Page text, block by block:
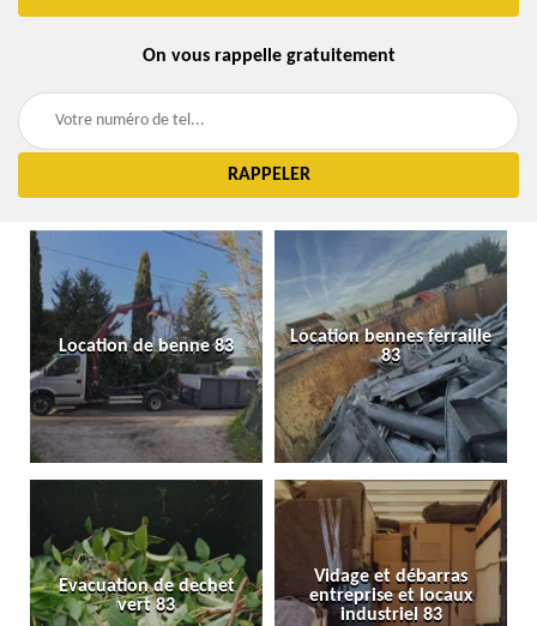
On vous rappelle gratuitement
Location de benne 83
Location bennes ferraille
83
Evacuation de dechet
vert 83
Vidage et débarras
entreprise et locaux
industriel 83